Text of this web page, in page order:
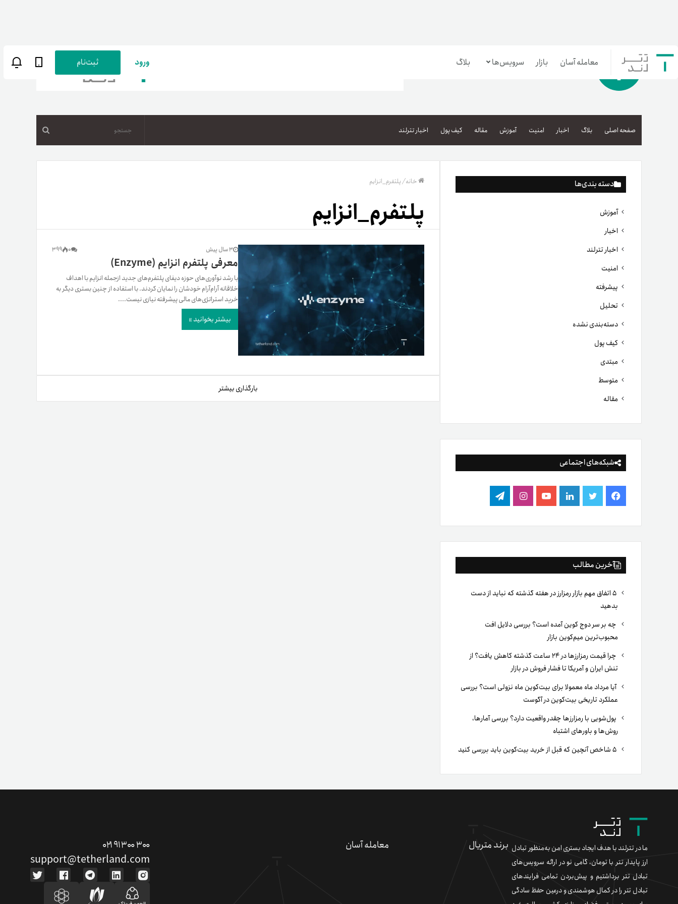
معامله آسان بازار سرویس‌ها
بازار تترلند
سرمایه‌گذاری آسان
پاداش کیف‌پول تومانی
مهر تترلند
بلاگ
زبان پارسی
تنظیمات
خروج
ورود ثبت‌نام
صفحه اصلی بلاگ اخبار امنیت آموزش مقاله کیف پول اخبار تترلند
دسته بندی‌ها
آموزش
اخبار
اخبار تترلند
امنیت
پیشرفته
تحلیل
دسته‌بندی نشده
کیف پول
مبتدی
متوسط
مقاله
شبکه‌های اجتماعی
فیس
بوک
توییتر لینکدینیوتیوباینستاگرام
تلگرام
آخرین مطالب
۵ اتفاق مهم بازار رمزارز در هفته گذشته که نباید از دست
بدهید
چه بر سر دوج کوین آمده است؟ بررسی دلایل افت
محبوب‌ترین میم‌کوین بازار
چرا قیمت رمزارزها در ۲۴ ساعت گذشته کاهش یافت؟ از
تنش ایران و آمریکا تا فشار فروش در بازار
آیا مرداد ماه معمولا برای بیت‌کوین ماه نزولی است؟ بررسی
عملکرد تاریخی بیت‌کوین در آگوست
پول‌شویی با رمزارزها چقدر واقعیت دارد؟ بررسی آمارها،
روش‌ها و باورهای اشتباه
خانه/پلتفرم_انزایم
پلتفرم_انزایم
3 سال پیش 0
399
معرفی پلتفرم انزایم (Enzyme)
با رشد نوآوری‌­های حوزه دیفای پلتفرم­‌های جدید ازجمله انزایم با اهداف
خلاقانه آرام­‌آرام خودشان را نمایان کردند. با استفاده از چنین بستری دیگر به
خرید استراتژی‌­های مالی پیشرفته نیازی نیست....
بیشتر بخوانید »
بارگذاری بیشتر
ما در تترلند با هدف ایجاد بستری امن به‌منظور تبادل
ارز پایدار تتر با تومان، گامی نو در ارائه سرویس‌های
تبادل تتر برداشتیم و پیش‌بردن تمامی فرایندهای
تبادل تتر را در کمال هوشمندی و درعین حفظ سادگی
برند متریال معامله آسان ۰۲۱ ۹۱ ۳۰۰ ۳۰۰
support@tetherland.com